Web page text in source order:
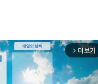
arrow_forward_ios 더보기